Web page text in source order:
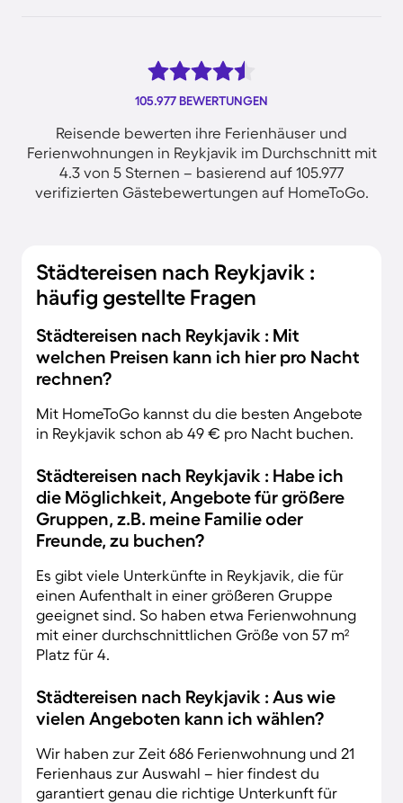
105.977 BEWERTUNGEN
Reisende bewerten ihre Ferienhäuser und
Ferienwohnungen in Reykjavik im Durchschnitt mit
4.3 von 5 Sternen – basierend auf 105.977
verifizierten Gästebewertungen auf HomeToGo.
Städtereisen nach Reykjavik :
häufig gestellte Fragen
Städtereisen nach Reykjavik : Mit
welchen Preisen kann ich hier pro Nacht
rechnen?
Mit HomeToGo kannst du die besten Angebote
in Reykjavik schon ab 49 € pro Nacht buchen.
Städtereisen nach Reykjavik : Habe ich
die Möglichkeit, Angebote für größere
Gruppen, z.B. meine Familie oder
Freunde, zu buchen?
Es gibt viele Unterkünfte in Reykjavik, die für
einen Aufenthalt in einer größeren Gruppe
geeignet sind. So haben etwa Ferienwohnung
mit einer durchschnittlichen Größe von 57 m²
Platz für 4.
Städtereisen nach Reykjavik : Aus wie
vielen Angeboten kann ich wählen?
Wir haben zur Zeit 686 Ferienwohnung und 21
Ferienhaus zur Auswahl – hier findest du
garantiert genau die richtige Unterkunft für